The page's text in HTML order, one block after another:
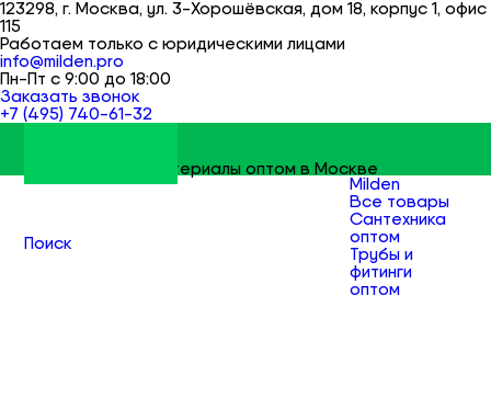
123298, г. Москва, ул. 3-Хорошёвская, дом 18, корпус 1, офис
115
Работаем только с юридическими лицами
info@milden.pro
Пн-Пт с 9:00 до 18:00
Заказать звонок
+7 (495) 740-61-32
Строительные материалы оптом в Москве
Поиск
Milden
Все товары
Сантехника
оптом
Трубы и
фитинги
оптом